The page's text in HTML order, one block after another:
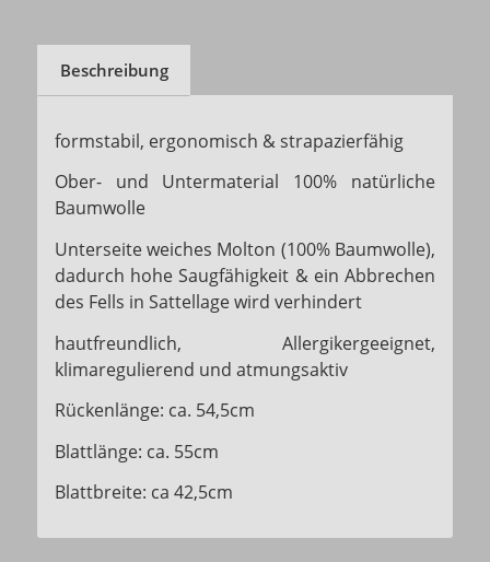
Beschreibung
formstabil, ergonomisch & strapazierfähig
Ober- und Untermaterial 100% natürliche
Baumwolle
Unterseite weiches Molton (100% Baumwolle),
dadurch hohe Saugfähigkeit & ein Abbrechen
des Fells in Sattellage wird verhindert
hautfreundlich, Allergikergeeignet,
klimaregulierend und atmungsaktiv
Rückenlänge: ca. 54,5cm
Blattlänge: ca. 55cm
Blattbreite: ca 42,5cm